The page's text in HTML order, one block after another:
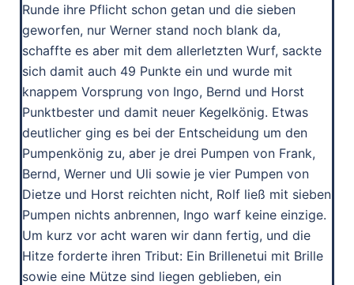
Runde ihre Pflicht schon getan und die sieben
geworfen, nur Werner stand noch blank da,
schaffte es aber mit dem allerletzten Wurf, sackte
sich damit auch 49 Punkte ein und wurde mit
knappem Vorsprung von Ingo, Bernd und Horst
Punktbester und damit neuer Kegelkönig. Etwas
deutlicher ging es bei der Entscheidung um den
Pumpenkönig zu, aber je drei Pumpen von Frank,
Bernd, Werner und Uli sowie je vier Pumpen von
Dietze und Horst reichten nicht, Rolf ließ mit sieben
Pumpen nichts anbrennen, Ingo warf keine einzige.
Um kurz vor acht waren wir dann fertig, und die
Hitze forderte ihren Tribut: Ein Brillenetui mit Brille
sowie eine Mütze sind liegen geblieben, ein